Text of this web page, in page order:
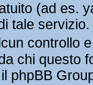
(ad es.
tale
controllo
chi questo
phpBB